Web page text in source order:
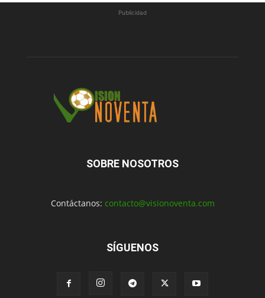
Publicidad
SOBRE NOSOTROS
Contáctanos: contacto@visionoventa.com
SÍGUENOS